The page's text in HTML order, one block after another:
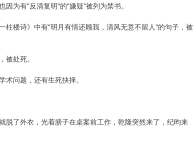
因为有"反清复明"的"嫌疑"被列为禁书。
楼诗》中有"明月有情还顾我，清风无意不留人"的句子，被
处死。
问题，还有生死抉择。
了外衣，光着膀子在桌案前工作，乾隆突然来了，纪昀来